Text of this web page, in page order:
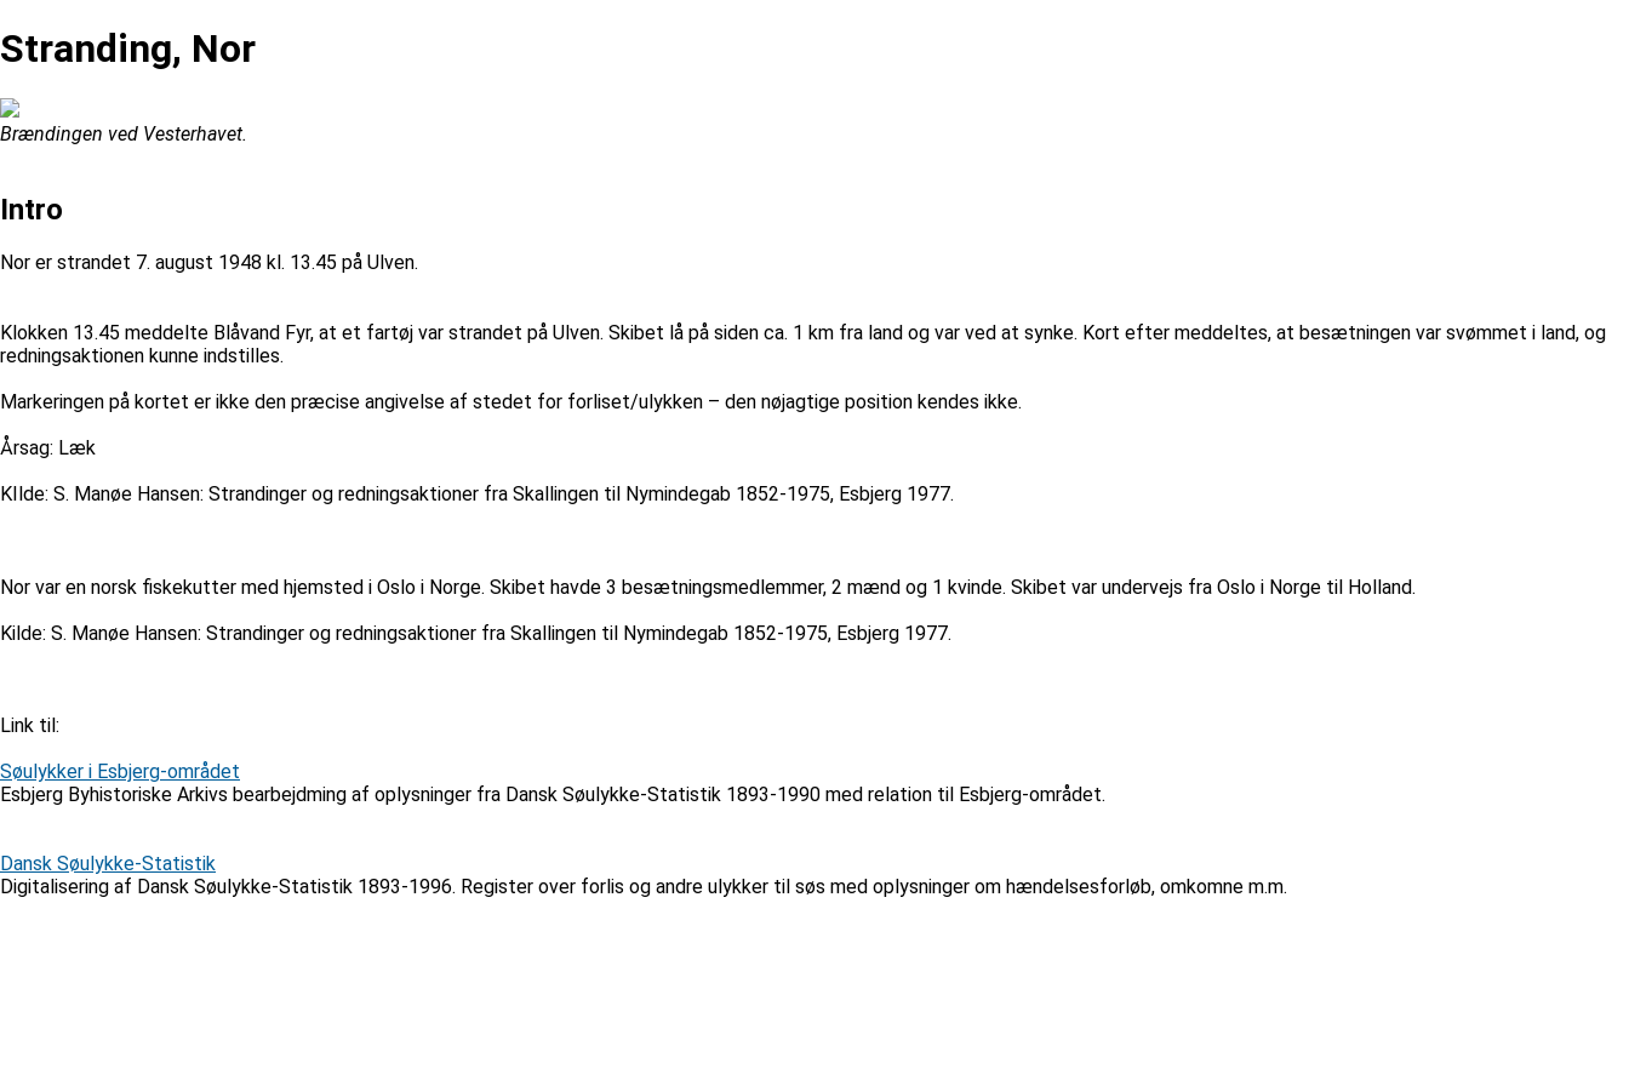
Stranding, Nor
Brændingen ved Vesterhavet.
Intro
Nor er strandet 7. august 1948 kl. 13.45 på Ulven.
Klokken 13.45 meddelte Blåvand Fyr, at et fartøj var strandet på Ulven. Skibet lå på siden ca. 1 km fra land og var ved at synke. Kort efter meddeltes, at besætningen var svømmet i land, og
redningsaktionen kunne indstilles.
Markeringen på kortet er ikke den præcise angivelse af stedet for forliset/ulykken – den nøjagtige position kendes ikke.
Årsag: Læk
KIlde: S. Manøe Hansen: Strandinger og redningsaktioner fra Skallingen til Nymindegab 1852-1975, Esbjerg 1977.
Nor var en norsk fiskekutter med hjemsted i Oslo i Norge. Skibet havde 3 besætningsmedlemmer, 2 mænd og 1 kvinde. Skibet var undervejs fra Oslo i Norge til Holland.
Kilde: S. Manøe Hansen: Strandinger og redningsaktioner fra Skallingen til Nymindegab 1852-1975, Esbjerg 1977.
Link til:
Søulykker i Esbjerg-området
Esbjerg Byhistoriske Arkivs bearbejdming af oplysninger fra Dansk Søulykke-Statistik 1893-1990 med relation til Esbjerg-området.
Dansk Søulykke-Statistik
Digitalisering af Dansk Søulykke-Statistik 1893-1996. Register over forlis og andre ulykker til søs med oplysninger om hændelsesforløb, omkomne m.m.